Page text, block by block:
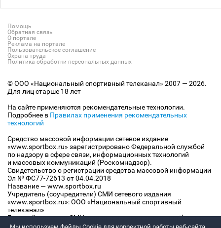
Помощь
Обратная связь
О портале
Реклама на портале
Пользовательское соглашение
Охрана труда
Политика обработки персональных данных
© ООО «Национальный спортивный телеканал» 2007 — 2026.
Для лиц старше 18 лет
На сайте применяются рекомендательные технологии.
Подробнее в Правилах применения рекомендательных
технологий
Средство массовой информации сетевое издание
«www.sportbox.ru» зарегистрировано Федеральной службой
по надзору в сфере связи, информационных технологий
и массовых коммуникаций (Роскомнадзор).
Свидетельство о регистрации средства массовой информации
Эл № ФС77-72613 от 04.04.2018
Название — www.sportbox.ru
Учредитель (соучредители) СМИ сетевого издания
«www.sportbox.ru»: ООО «Национальный спортивный
телеканал»
Главный редактор СМИ сетевого издания «www.sportbox.ru»:
Конов В.А.